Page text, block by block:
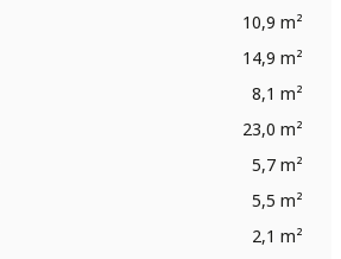
10,9 m²
14,9 m²
8,1 m²
23,0 m²
5,7 m²
5,5 m²
2,1 m²